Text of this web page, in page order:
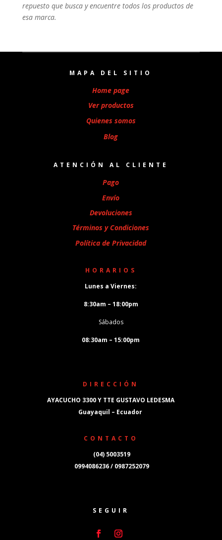
repuesto que busca y encuentre todos los productos de
esa marca.
MAPA DEL SITIO
Home page
Ver productos
Quienes somos
Blog
ATENCIÓN AL CLIENTE
Pago
Envío
Devoluciones
Términos y Condiciones
Política de Privacidad
HORARIOS
Lunes a Viernes:
8:30am – 18:00pm
Sábados
08:30am – 15:00pm
DIRECCIÓN
AYACUCHO 3300 Y TTE GUSTAVO LEDESMA
Guayaquil – Ecuador
CONTACTO
(04) 5003519
0994086236 / 0987252079
SEGUIR